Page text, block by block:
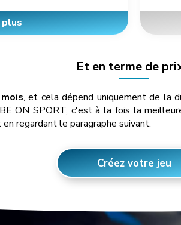
plus
Et en terme de
, et cela dépend uniquement de la
ON SPORT, c'est à la fois la
regardant le paragraphe suivant.
Créez votre jeu